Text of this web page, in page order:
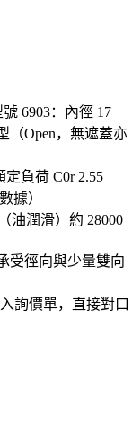
6903：內徑 17
（Open，無遮蓋亦
負荷 C0r 2.55
據）
油潤滑）約 28000
受徑向與少量雙向
詢價單，直接對口